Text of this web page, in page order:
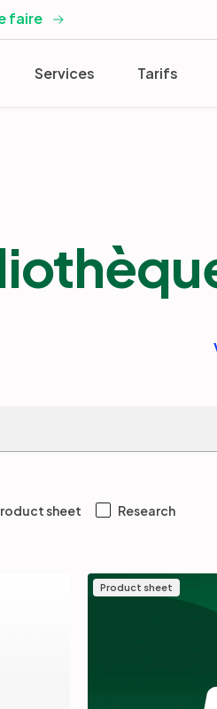
faire
Services Tarifs
sheet Research
Product sheet